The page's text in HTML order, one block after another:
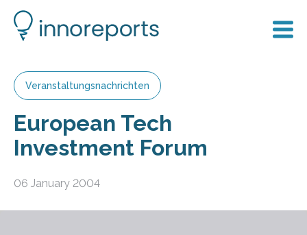
Veranstaltungsnachrichten
European Tech
Investment Forum
06 January 2004